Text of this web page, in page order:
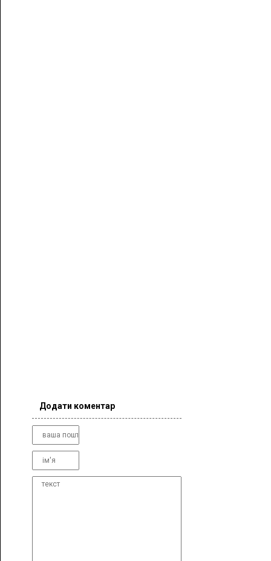
Додати коментар